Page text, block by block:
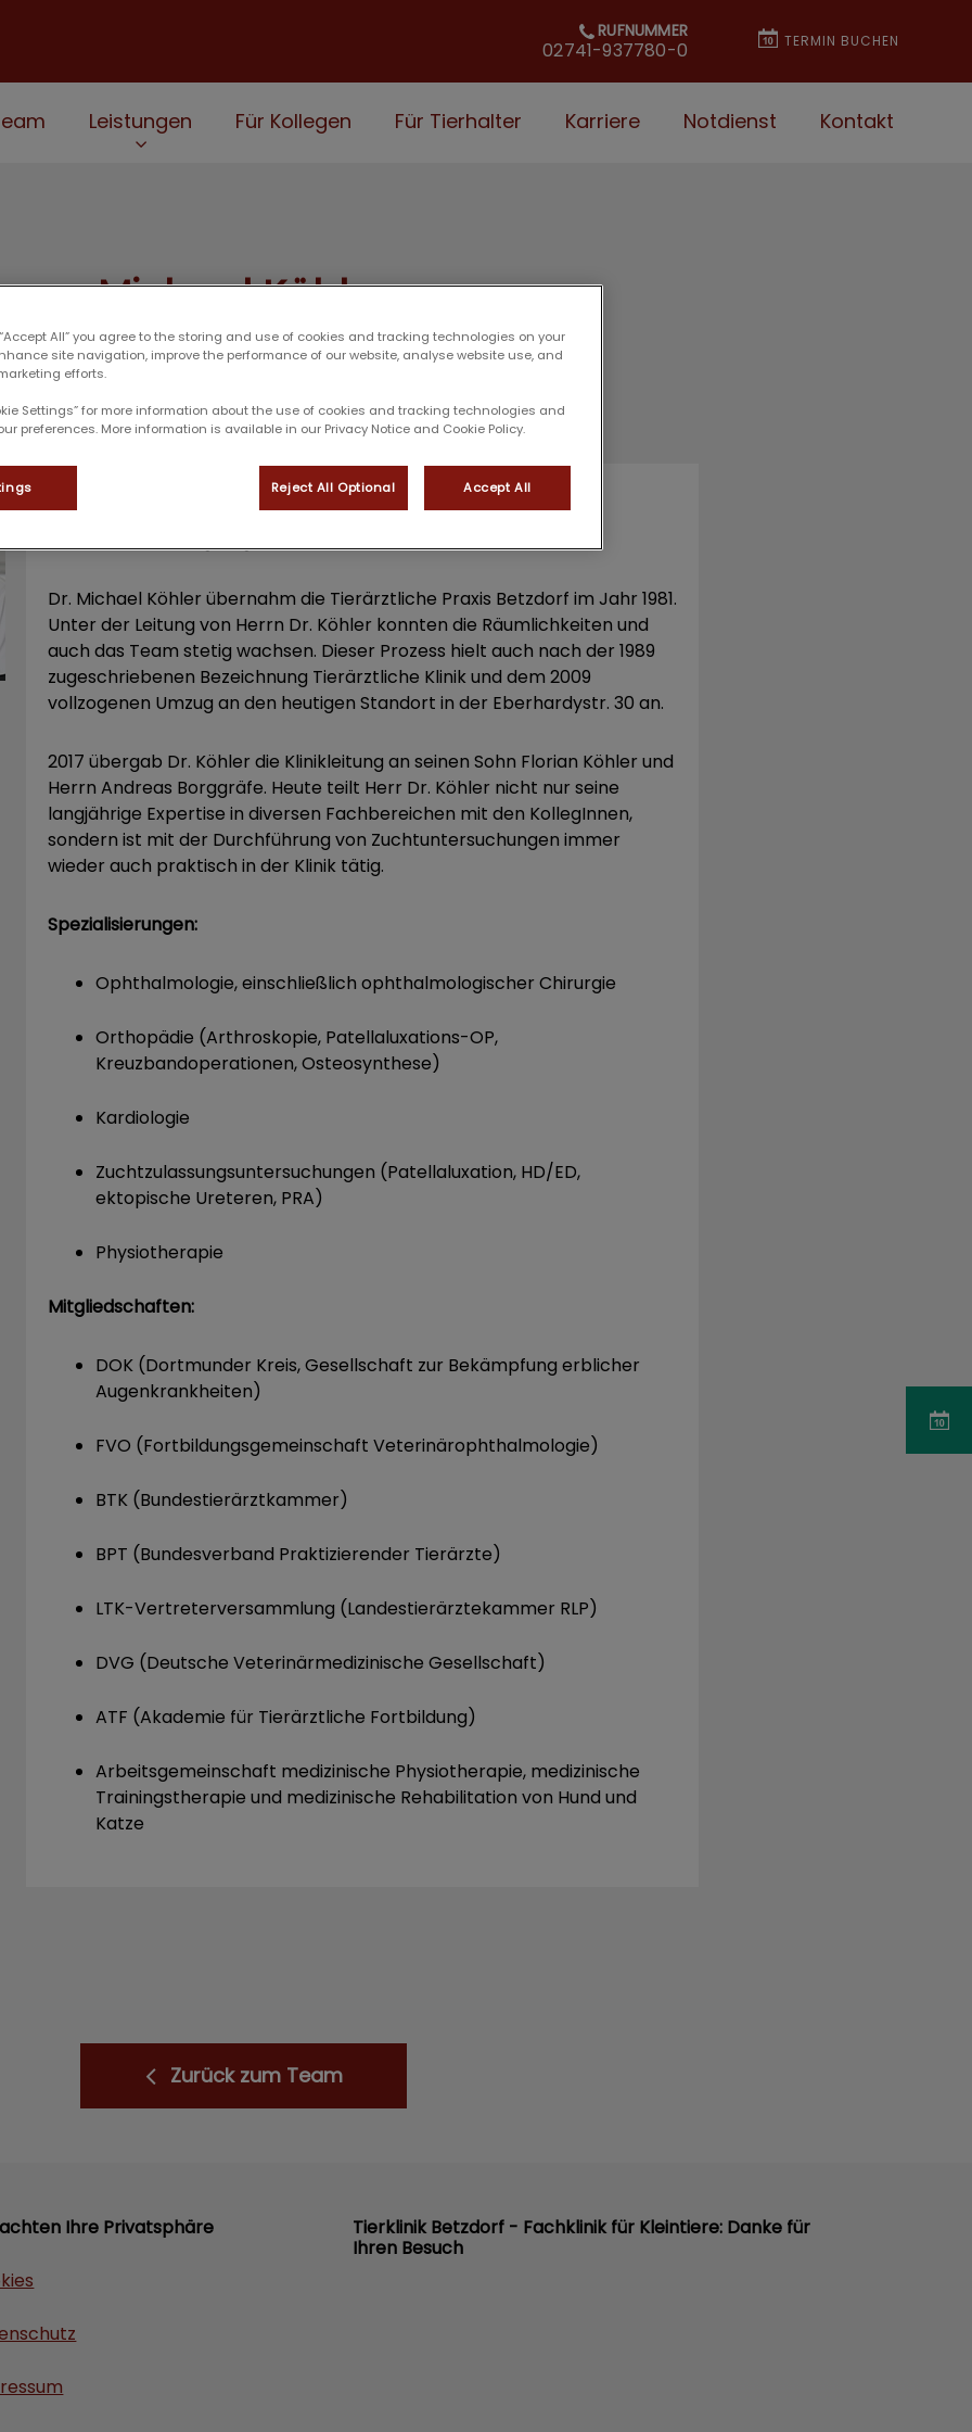
RUFNUMMER
02741-937780-0 TERMIN BUCHEN
Leistungen Für Kollegen Für Tierhalter Karriere Notdienst Kontakt
Michael Köhler
TIERARZT-TEAM
Dr. med. vet.Tierarzt
Dr. Michael Köhler übernahm die Tierärztliche Praxis Betzdorf im Jahr 1981.
Unter der Leitung von Herrn Dr. Köhler konnten die Räumlichkeiten und
auch das Team stetig wachsen. Dieser Prozess hielt auch nach der 1989
zugeschriebenen Bezeichnung Tierärztliche Klinik und dem 2009
vollzogenen Umzug an den heutigen Standort in der Eberhardystr. 30 an.
2017 übergab Dr. Köhler die Klinikleitung an seinen Sohn Florian Köhler und
Herrn Andreas Borggräfe. Heute teilt Herr Dr. Köhler nicht nur seine
langjährige Expertise in diversen Fachbereichen mit den KollegInnen,
sondern ist mit der Durchführung von Zuchtuntersuchungen immer
wieder auch praktisch in der Klinik tätig.
Spezialisierungen:
Ophthalmologie, einschließlich ophthalmologischer Chirurgie
Orthopädie (Arthroskopie, Patellaluxations-OP,
Kreuzbandoperationen, Osteosynthese)
Kardiologie
Zuchtzulassungsuntersuchungen (Patellaluxation, HD/ED,
ektopische Ureteren, PRA)
Physiotherapie
Mitgliedschaften:
DOK (Dortmunder Kreis, Gesellschaft zur Bekämpfung erblicher
Augenkrankheiten)
FVO (Fortbildungsgemeinschaft Veterinärophthalmologie)
BTK (Bundestierärztkammer)
BPT (Bundesverband Praktizierender Tierärzte)
LTK-Vertreterversammlung (Landestierärztekammer RLP)
DVG (Deutsche Veterinärmedizinische Gesellschaft)
ATF (Akademie für Tierärztliche Fortbildung)
Arbeitsgemeinschaft medizinische Physiotherapie, medizinische
Trainingstherapie und medizinische Rehabilitation von Hund und
Katze
Zurück zum Team
Ihre Privatsphäre
Tierklinik Betzdorf - Fachklinik für Kleintiere: Danke für
Ihren Besuch
All” you agree to the storing and use of cookies and tracking technologies on your
site navigation, improve the performance of our website, analyse website use, and
efforts.
Settings” for more information about the use of cookies and tracking technologies and
preferences. More information is available in our Privacy Notice and Cookie Policy.
Reject All Optional Accept All